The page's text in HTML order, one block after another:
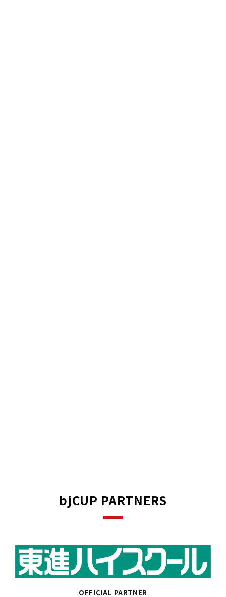
bjCUP PARTNERS
OFFICIAL PARTNER